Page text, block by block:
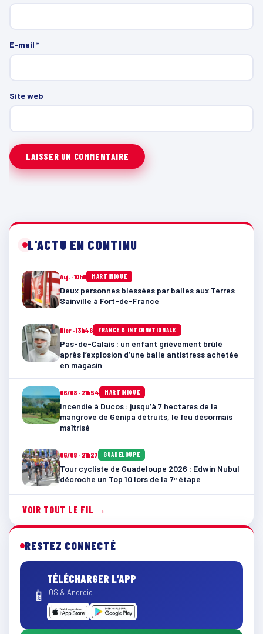
E-mail *
Site web
L'ACTU EN CONTINU
Auj. · 10h11 MARTINIQUE
Deux personnes blessées par balles aux Terres
Sainville à Fort-de-France
Hier · 13h46 FRANCE & INTERNATIONALE
Pas-de-Calais : un enfant grièvement brûlé
après l’explosion d’une balle antistress achetée
en magasin
06/08 · 21h54 MARTINIQUE
Incendie à Ducos : jusqu’à 7 hectares de la
mangrove de Génipa détruits, le feu désormais
maîtrisé
06/08 · 21h27 GUADELOUPE
Tour cycliste de Guadeloupe 2026 : Edwin Nubul
décroche un Top 10 lors de la 7ᵉ étape
VOIR TOUT LE FIL →
RESTEZ CONNECTÉ
📱
TÉLÉCHARGER L'APP
iOS & Android